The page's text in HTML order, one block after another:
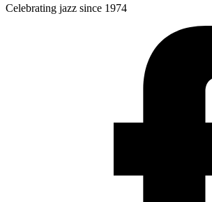
Celebrating jazz since 1974